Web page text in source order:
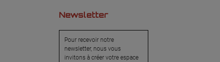
Newsletter
Pour recevoir notre
newsletter, nous vous
invitons à créer votre espace